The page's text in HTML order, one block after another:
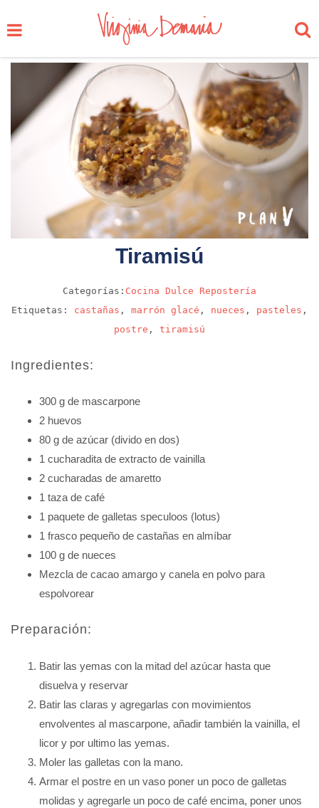
Tiramisú
Categorías: Cocina Dulce
Repostería
Etiquetas: castañas , marrón glacé , nueces , pasteles ,
postre , tiramisú
Ingredientes:
300 g de mascarpone
2 huevos
80 g de azúcar (divido en dos)
1 cucharadita de extracto de vainilla
2 cucharadas de amaretto
1 taza de café
1 paquete de galletas speculoos (lotus)
1 frasco pequeño de castañas en almíbar
100 g de nueces
Mezcla de cacao amargo y canela en polvo para
espolvorear
Preparación:
Batir las yemas con la mitad del azúcar hasta que
disuelva y reservar
Batir las claras y agregarlas con movimientos
envolventes al mascarpone, añadir también la vainilla, el
licor y por ultimo las yemas.
Moler las galletas con la mano.
Armar el postre en un vaso poner un poco de galletas
molidas y agregarle un poco de café encima, poner unos